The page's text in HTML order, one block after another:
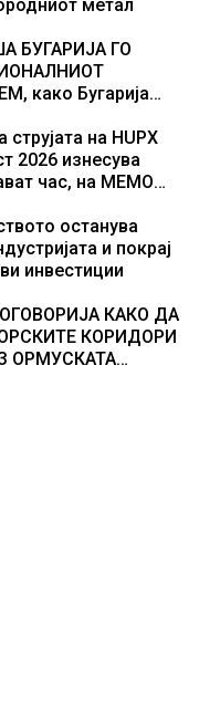
метал
БУГАРИЈА ГО
како Бугарија
од батерии
на HUPX
2026 изнесува
час, на МЕМО
останува
и покрај
инвестиции
КАКО ДА
КОРИДОРИ
ОРМУСКАТА